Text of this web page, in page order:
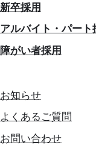
新卒採用
アルバイト・パート
障がい者採用
お知らせ
よくあるご質問
お問い合わせ